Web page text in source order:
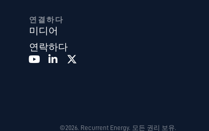
연결하다
미디어
연락하다
©2026. Recurrent Energy. 모든 권리 보유.